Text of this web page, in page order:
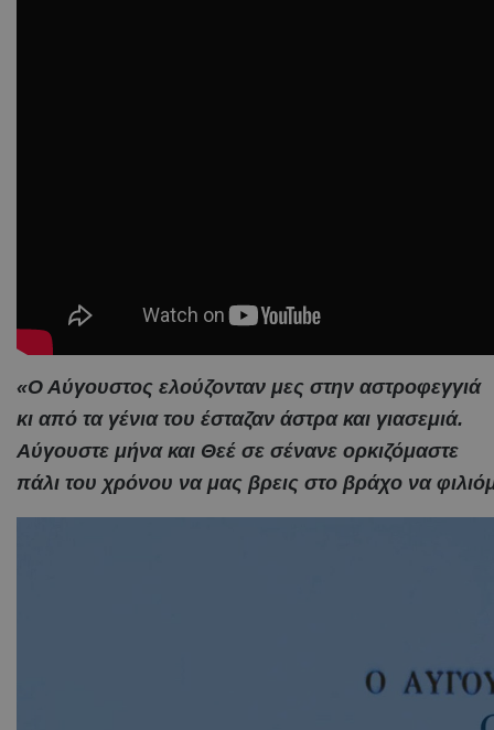
«Ο Αύγουστος ελούζονταν μες στην αστροφεγγιά
κι από τα γένια του έσταζαν άστρα και γιασεμιά.
Αύγουστε μήνα και Θεέ σε σένανε ορκιζόμαστε
πάλι του χρόνου να μας βρεις στο βράχο να